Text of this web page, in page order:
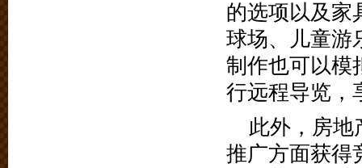
的选项以及家
球场、儿童游
制作也可以模
行远程导览，
此外，房地
推广方面获得